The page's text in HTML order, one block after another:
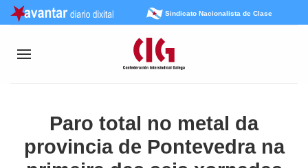
Sindicato Nacionalista de Clase
Paro total no metal da
provincia de Pontevedra na